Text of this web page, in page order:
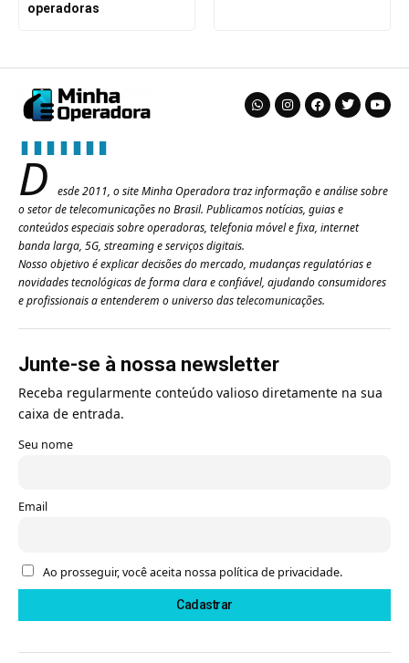
operadoras
D
esde 2011, o site Minha Operadora traz informação e análise sobre
o setor de telecomunicações no Brasil. Publicamos notícias, guias e
conteúdos especiais sobre operadoras, telefonia móvel e fixa, internet
banda larga, 5G, streaming e serviços digitais.
Nosso objetivo é explicar decisões do mercado, mudanças regulatórias e
novidades tecnológicas de forma clara e confiável, ajudando consumidores
e profissionais a entenderem o universo das telecomunicações.
Junte-se à nossa newsletter
Receba regularmente conteúdo valioso diretamente na sua
caixa de entrada.
Seu nome
Email
Ao prosseguir, você aceita nossa política de privacidade.